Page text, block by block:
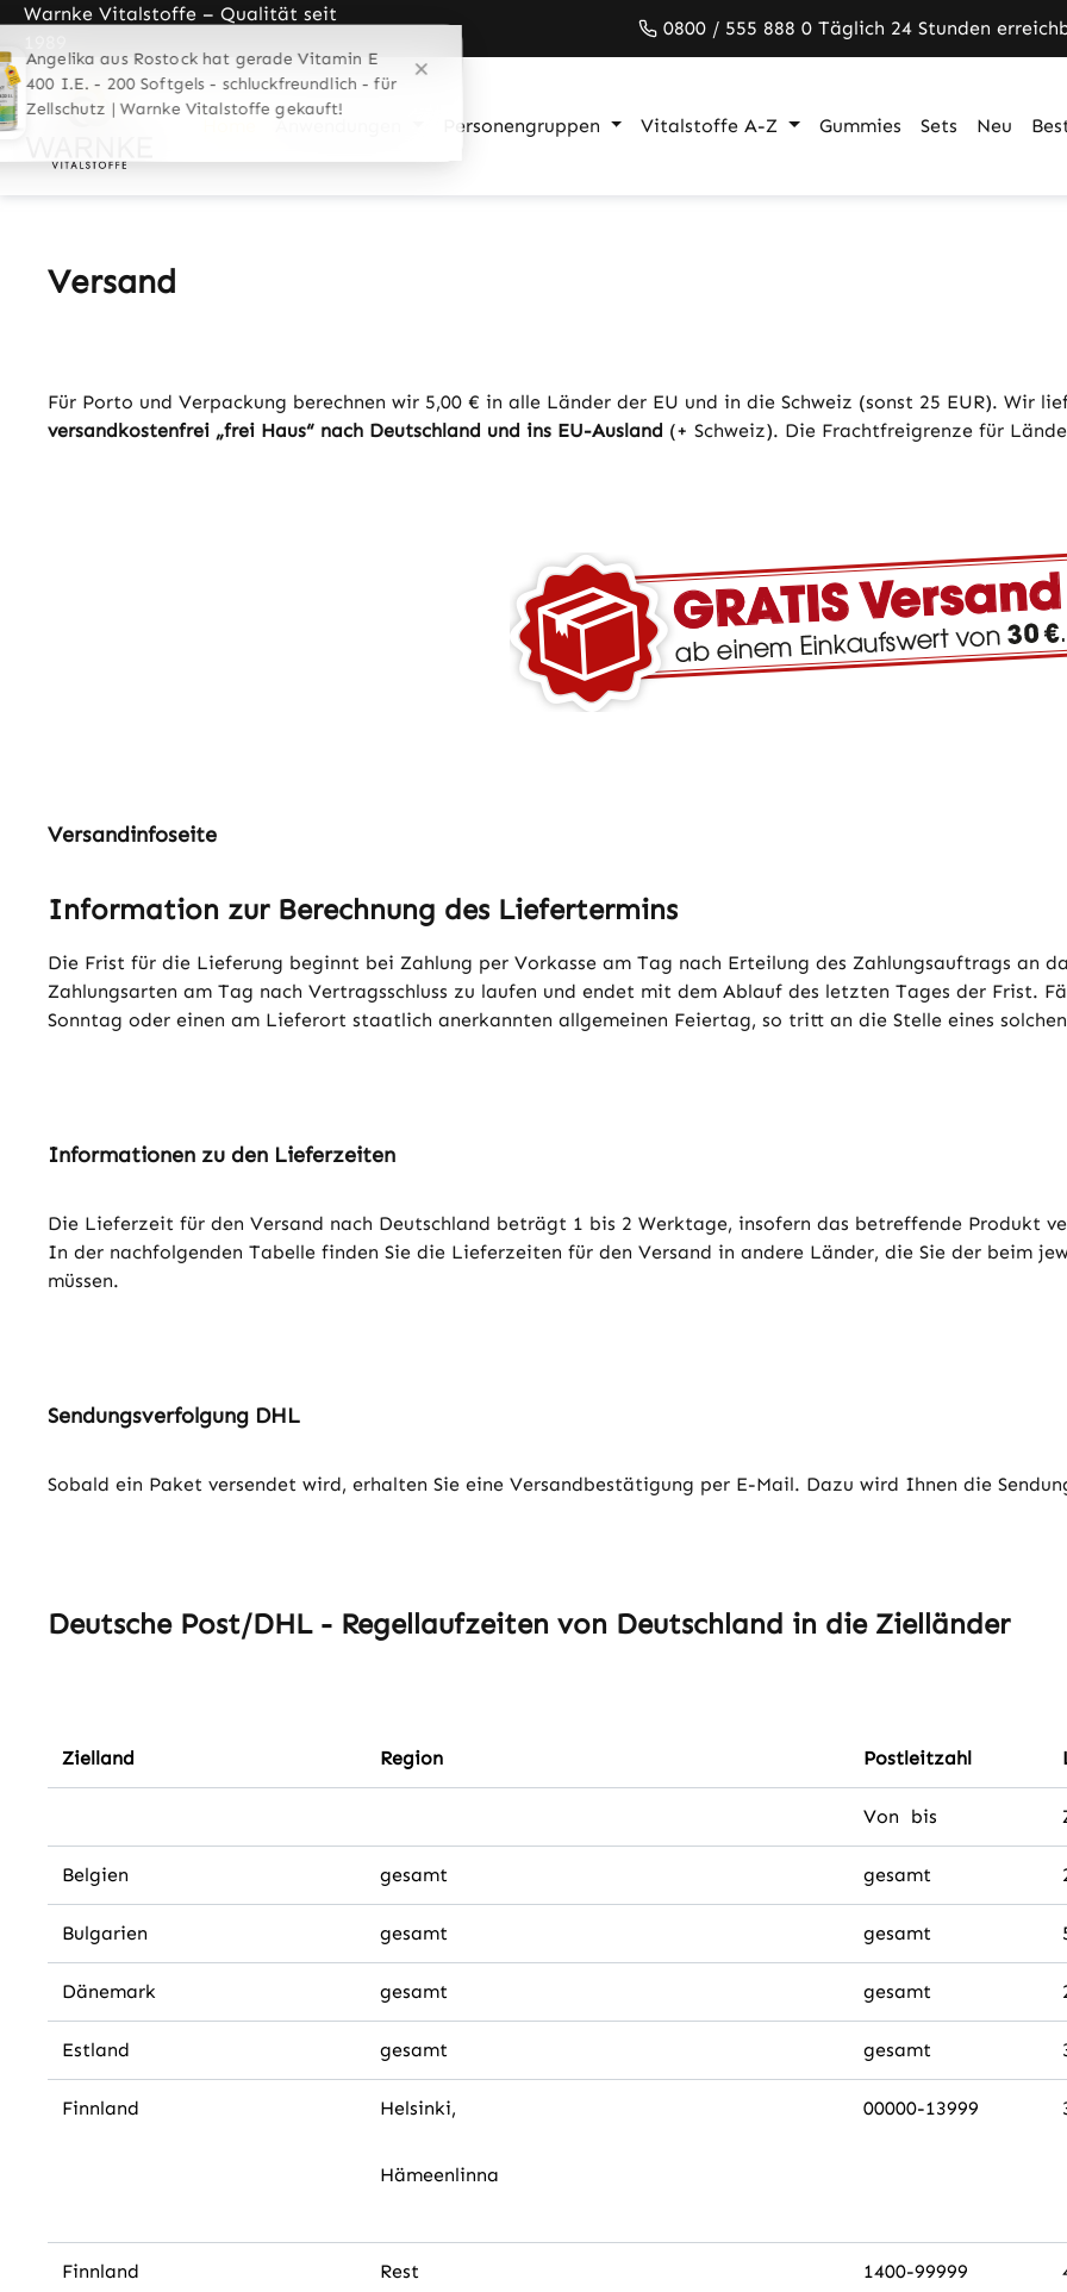
Zur Hauptnavigation springen
Warnke Vitalstoffe – Qualität seit
0800 / 555 888 0 Täglich 24 Stunden
Anwendungen Personengruppen Vitalstoffe A-Z Gummies Sets Neu
Versand
Für Porto und Verpackung berechnen wir 5,00 € in alle Länder der EU und in die Schweiz (sonst 25 EUR). Wir
versandkostenfrei „frei Haus“ nach Deutschland und ins EU-Ausland (+ Schweiz). Die Frachtfreigrenze für
Versandinfoseite
Information zur Berechnung des Liefertermins
Die Frist für die Lieferung beginnt bei Zahlung per Vorkasse am Tag nach Erteilung des Zahlungsauftrags an
Zahlungsarten am Tag nach Vertragsschluss zu laufen und endet mit dem Ablauf des letzten Tages der Frist.
Sonntag oder einen am Lieferort staatlich anerkannten allgemeinen Feiertag, so tritt an die Stelle eines
Informationen zu den Lieferzeiten
Die Lieferzeit für den Versand nach Deutschland beträgt 1 bis 2 Werktage, insofern das betreffende Produkt
In der nachfolgenden Tabelle finden Sie die Lieferzeiten für den Versand in andere Länder, die Sie der beim
müssen.
Sendungsverfolgung DHL
Sobald ein Paket versendet wird, erhalten Sie eine Versandbestätigung per E-Mail. Dazu wird Ihnen die
Deutsche Post/DHL - Regellaufzeiten von Deutschland in die Zielländer
Zielland Region Postleitzahl
Von bis
Belgien gesamt gesamt
Bulgarien gesamt gesamt
Dänemark gesamt gesamt
Estland gesamt gesamt
Finnland Helsinki,
Hämeenlinna
00000-13999
Finnland Rest 1400-99999